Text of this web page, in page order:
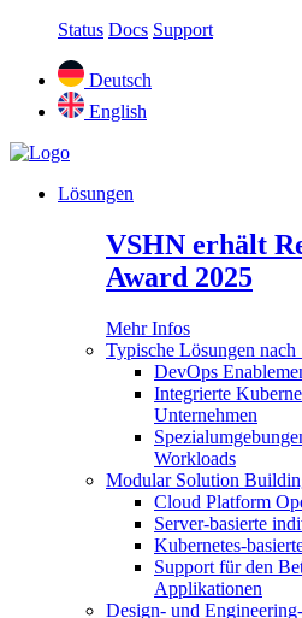
Status Docs Support
Deutsch
English
Lösungen
VSHN erhält
Award 2025
Mehr Infos
Typische Lösungen nach
DevOps
Integrierte
Unternehmen
Workloads
Modular Solution
Cloud Platform
Server-basierte
Kubernetes-
Support für den
Applikationen
Design- und